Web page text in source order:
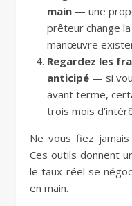
main — une
prêteur change
manœuvre
Regardez les
anticipé — si
avant terme,
trois mois
Ne vous fiez
Ces outils donnent
le taux réel se
en main.